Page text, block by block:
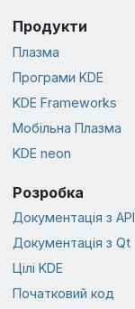
Продукти
Плазма
Програми KDE
KDE Frameworks
Мобільна Плазма
KDE neon
Розробка
Документація з API
Документація з Qt
Цілі KDE
Початковий код